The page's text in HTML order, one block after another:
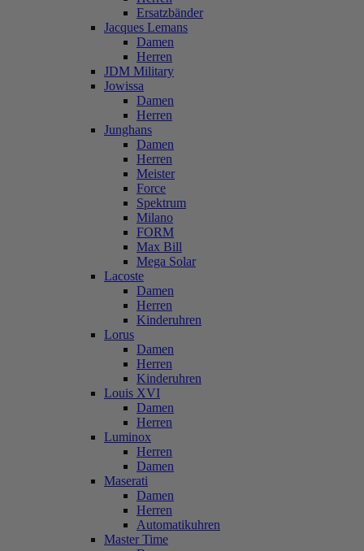
Ersatzbänder
Jacques Lemans
Damen
Herren
JDM Military
Jowissa
Damen
Herren
Junghans
Damen
Herren
Meister
Force
Spektrum
Milano
FORM
Max Bill
Mega Solar
Lacoste
Damen
Herren
Kinderuhren
Lorus
Damen
Herren
Kinderuhren
Louis XVI
Damen
Herren
Luminox
Herren
Damen
Maserati
Damen
Herren
Automatikuhren
Master Time